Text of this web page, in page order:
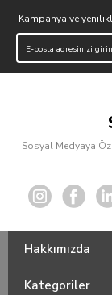
Kampanya ve
Sosyal Medyaya
Hakkımızda
Kategoriler